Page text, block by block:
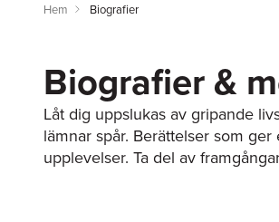
Hem Biografier
Biografier &
Låt dig uppslukas av gripande
lämnar spår. Berättelser som
upplevelser. Ta del av